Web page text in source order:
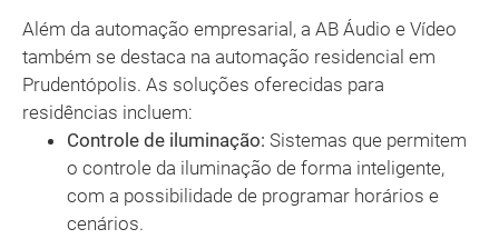
Além da automação empresarial, a AB Áudio e Vídeo
também se destaca na automação residencial em
Prudentópolis. As soluções oferecidas para
residências incluem:
Controle de iluminação: Sistemas que permitem
o controle da iluminação de forma inteligente,
com a possibilidade de programar horários e
cenários.